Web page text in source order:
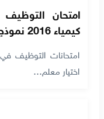
امتحان
كيمياء 2016 نموذج B
اختيار معلم…